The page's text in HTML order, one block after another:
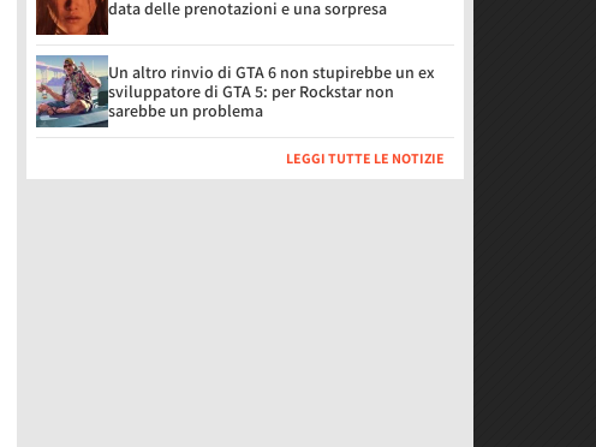
data delle prenotazioni e una sorpresa
Un altro rinvio di GTA 6 non stupirebbe un ex
sviluppatore di GTA 5: per Rockstar non
sarebbe un problema
LEGGI TUTTE LE NOTIZIE